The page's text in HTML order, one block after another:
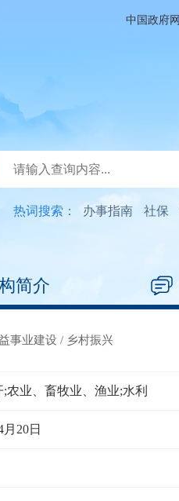
中国政府网
热词搜索： 办事指南 社保
简介
事业建设 / 乡村振兴
农业、畜牧业、渔业;水利
月20日